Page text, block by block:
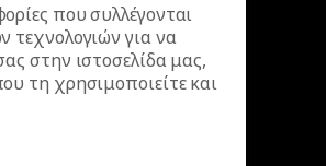
που συλλέγονται
τεχνολογιών για να
στην ιστοσελίδα μας,
τη χρησιμοποιείτε και